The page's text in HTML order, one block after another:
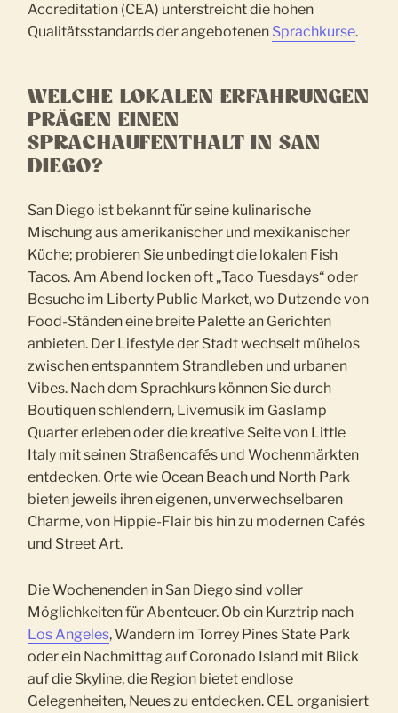
Accreditation (CEA) unterstreicht die hohen
Qualitätsstandards der angebotenen Sprachkurse.
WELCHE LOKALEN ERFAHRUNGEN
PRÄGEN EINEN
SPRACHAUFENTHALT IN SAN
DIEGO?
San Diego ist bekannt für seine kulinarische
Mischung aus amerikanischer und mexikanischer
Küche; probieren Sie unbedingt die lokalen Fish
Tacos. Am Abend locken oft „Taco Tuesdays“ oder
Besuche im Liberty Public Market, wo Dutzende von
Food-Ständen eine breite Palette an Gerichten
anbieten. Der Lifestyle der Stadt wechselt mühelos
zwischen entspanntem Strandleben und urbanen
Vibes. Nach dem Sprachkurs können Sie durch
Boutiquen schlendern, Livemusik im Gaslamp
Quarter erleben oder die kreative Seite von Little
Italy mit seinen Straßencafés und Wochenmärkten
entdecken. Orte wie Ocean Beach und North Park
bieten jeweils ihren eigenen, unverwechselbaren
Charme, von Hippie-Flair bis hin zu modernen Cafés
und Street Art.
Die Wochenenden in San Diego sind voller
Möglichkeiten für Abenteuer. Ob ein Kurztrip nach
Los Angeles, Wandern im Torrey Pines State Park
oder ein Nachmittag auf Coronado Island mit Blick
auf die Skyline, die Region bietet endlose
Gelegenheiten, Neues zu entdecken. CEL organisiert